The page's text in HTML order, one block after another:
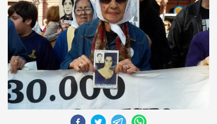
DECLARACIONES
OPINIÓN
ALTAMIRA RESPONDE
Política Obrera Revista
CONTACTO